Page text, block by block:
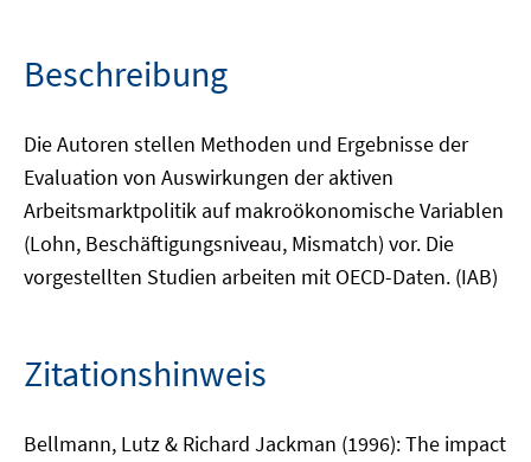
Beschreibung
Die Autoren stellen Methoden und Ergebnisse der
Evaluation von Auswirkungen der aktiven
Arbeitsmarktpolitik auf makroökonomische Variablen
(Lohn, Beschäftigungsniveau, Mismatch) vor. Die
vorgestellten Studien arbeiten mit OECD-Daten. (IAB)
Zitationshinweis
Bellmann, Lutz & Richard Jackman (1996): The impact